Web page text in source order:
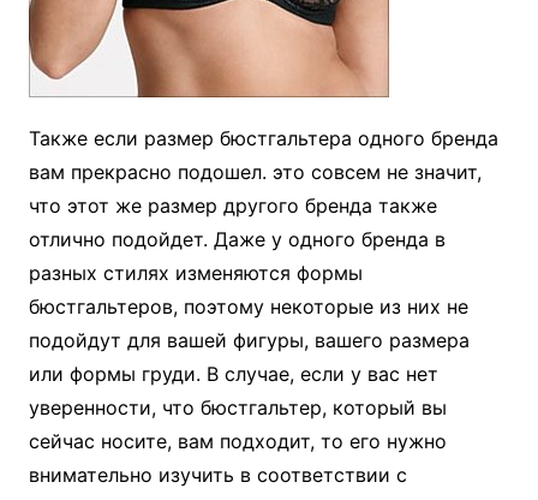
Также если размер бюстгальтера одного бренда
вам прекрасно подошел. это совсем не значит,
что этот же размер другого бренда также
отлично подойдет. Даже у одного бренда в
разных стилях изменяются формы
бюстгальтеров, поэтому некоторые из них не
подойдут для вашей фигуры, вашего размера
или формы груди. В случае, если у вас нет
уверенности, что бюстгальтер, который вы
сейчас носите, вам подходит, то его нужно
внимательно изучить в соответствии с